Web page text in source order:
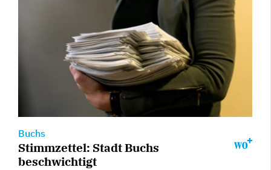
Buchs
Stimmzettel: Stadt Buchs
beschwichtigt